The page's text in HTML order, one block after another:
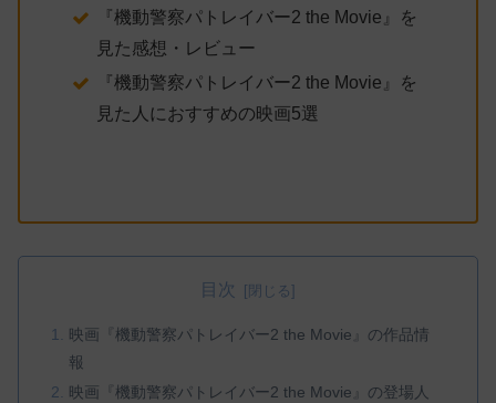
『機動警察パトレイバー2 the Movie』を
見た感想・レビュー
『機動警察パトレイバー2 the Movie』を
見た人におすすめの映画5選
目次
映画『機動警察パトレイバー2 the Movie』の作品情
報
映画『機動警察パトレイバー2 the Movie』の登場人